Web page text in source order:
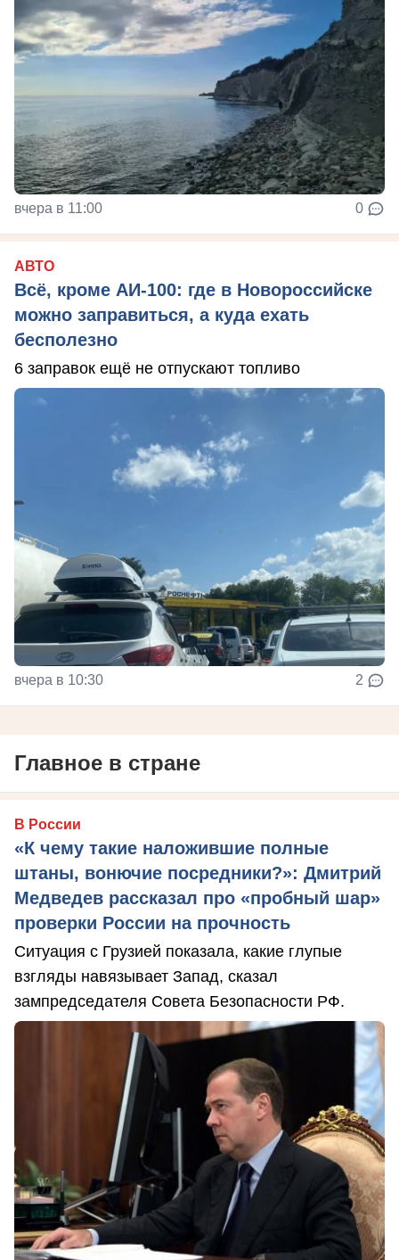
вчера в 11:00 0
АВТО
Всё, кроме АИ-100: где в Новороссийске
можно заправиться, а куда ехать
бесполезно
6 заправок ещё не отпускают топливо
вчера в 10:30 2
Главное в стране
В России
«К чему такие наложившие полные
штаны, вонючие посредники?»: Дмитрий
Медведев рассказал про «пробный шар»
проверки России на прочность
Ситуация с Грузией показала, какие глупые
взгляды навязывает Запад, сказал
зампредседателя Совета Безопасности РФ.